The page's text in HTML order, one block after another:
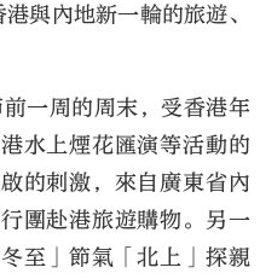
與內地新一輪的旅遊、
一周的周末，受香港年
水上煙花匯演等活動的
的刺激，來自廣東省內
團赴港旅遊購物。另一
至」節氣「北上」探親